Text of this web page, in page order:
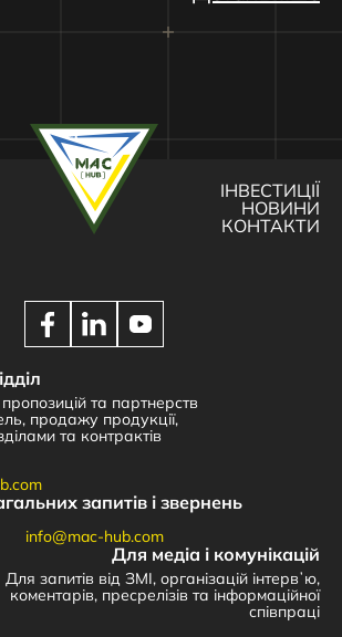
ІНВЕСТИЦІЇ
НОВИНИ
КОНТАКТИ
та партнерств
продажу продукції,
та контрактів
запитів і звернень
info@mac-hub.com
Для медіа і комунікацій
Для запитів від ЗМІ, організацій інтервʼю,
коментарів, пресрелізів та інформаційної
співпраці